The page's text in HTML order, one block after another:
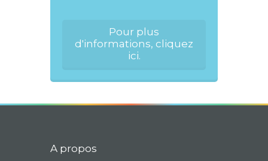
Pour plus
d'informations, cliquez
ici.
A propos